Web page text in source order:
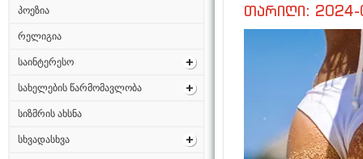
პოეზია
რელიგია
საინტერესო
სახელების წარმომავლობა
სიზმრის ახსნა
სხვადასხვა
თარიღი: